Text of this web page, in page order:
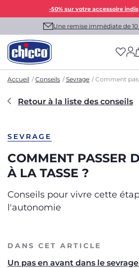
-50% sur votre accessoire
Une remise immédiate de
Accueil Conseils Sevrage Comment
Retour à la liste des conseils
SEVRAGE
COMMENT PASSER
À LA TASSE ?
Conseils pour vivre cette
l'autonomie
DANS CET ARTICLE
Un pas en avant dans le